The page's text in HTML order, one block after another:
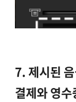
7. 제시된
결제와 영